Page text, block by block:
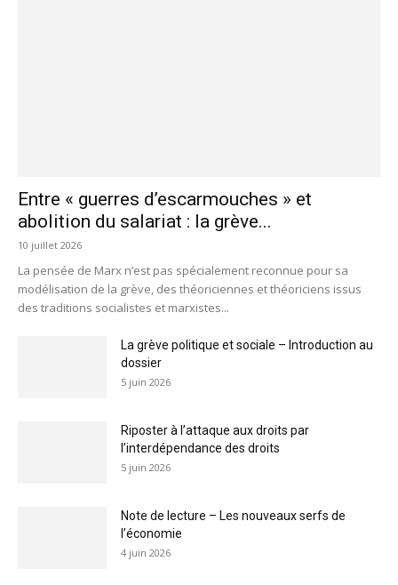
Entre « guerres d’escarmouches » et
abolition du salariat : la grève...
10 juillet 2026
La pensée de Marx n’est pas spécialement reconnue pour sa
modélisation de la grève, des théoriciennes et théoriciens issus
des traditions socialistes et marxistes...
La grève politique et sociale – Introduction au
dossier
5 juin 2026
Riposter à l’attaque aux droits par
l’interdépendance des droits
5 juin 2026
Note de lecture – Les nouveaux serfs de
l’économie
4 juin 2026